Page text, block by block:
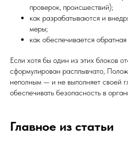
проверок, происшествий);
как разрабатываются и
меры;
как обеспечивается
Если хотя бы один из этих блоков
сформулирован расплывчато,
неполным — и не выполняет своей
обеспечивать безопасность в
Главное из статьи